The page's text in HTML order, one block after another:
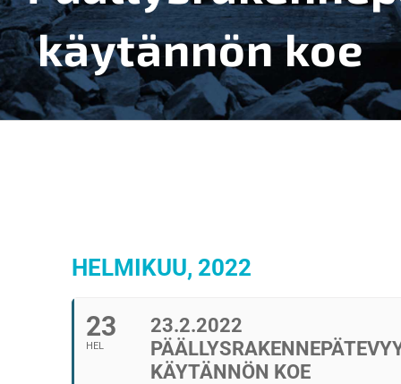
käytännön koe
HELMIKUU, 2022
23
HEL
23.2.2022
KÄYTÄNNÖN KOE